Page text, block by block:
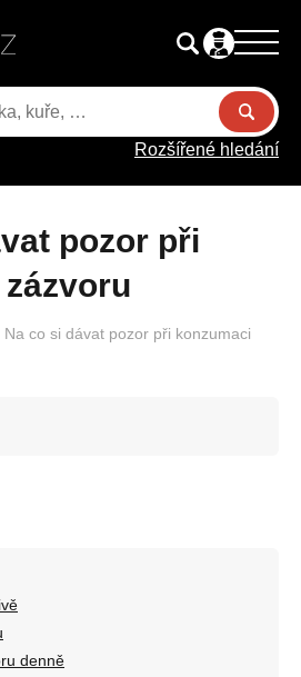
Rozšířené hledání
Na co si dávat pozor při konzumaci
denně